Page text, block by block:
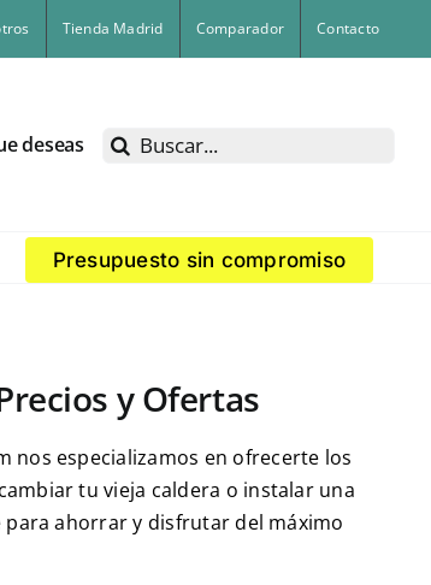
Tienda Madrid Comparador Contacto
deseas Buscar:
Presupuesto sin compromiso
y Ofertas
nos especializamos en ofrecerte los
tu vieja caldera o instalar una
para ahorrar y disfrutar del máximo